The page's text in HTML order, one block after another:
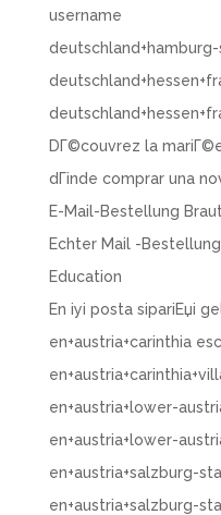
username
DГ©couvrez la
dГіnde comprar una
E-Mail-Bestellung Braut
Echter Mail -
Education
En iyi posta sipariЕџi
en+austria+carinthia
en+austria+lower-
en+austria+lower-
en+austria+salzburg-
en+austria+salzburg-